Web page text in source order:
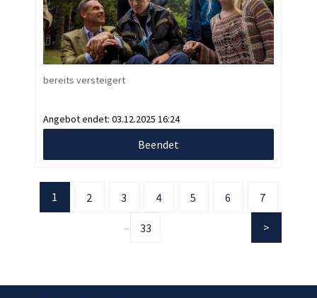
bereits versteigert
Angebot endet: 03.12.2025 16:24
Beendet
1 2 3 4 5 6 7
33